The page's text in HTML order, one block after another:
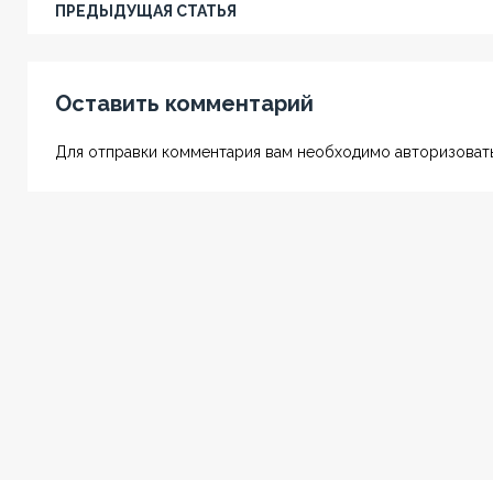
ПРЕДЫДУЩАЯ СТАТЬЯ
Оставить комментарий
Для отправки комментария вам необходимо